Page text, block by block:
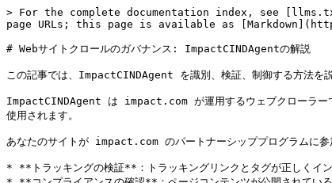
> For the complete documentation index, see
page URLs; this page is available as
# Webサイトクロールのガバナンス: ImpactCINDAgentの解説
この記事では、ImpactCINDAgent を識別、検証、制御する方法を説
ImpactCINDAgent は impact.com が運用するウェブクローラーで
使用されます。
あなたのサイトが impact.com のパートナーシッププログラムに
* **トラッキングの検証**：トラッキングリンクとタグが正しくイン